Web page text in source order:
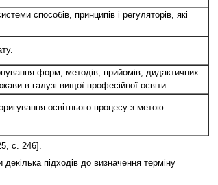
способів, принципів і регуляторів, які
форм, методів, прийомів, дидактичних
в галузі вищої професійної освіти.
освітнього процесу з метою
с. 246].
підходів до визначення терміну